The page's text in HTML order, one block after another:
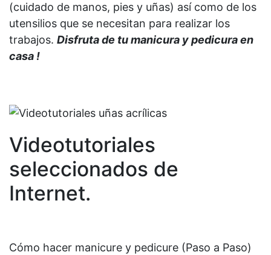
(cuidado de manos, pies y uñas) así como de los
utensilios que se necesitan para realizar los
trabajos. Disfruta de tu manicura y pedicura en
casa !
Videotutoriales
seleccionados de
Internet.
Cómo hacer manicure y pedicure (Paso a Paso)